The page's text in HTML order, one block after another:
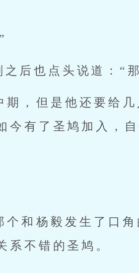
后也点头说道：“
，但是他还要给
有了圣鸠加入，自
和杨毅发生了口
系不错的圣鸠。